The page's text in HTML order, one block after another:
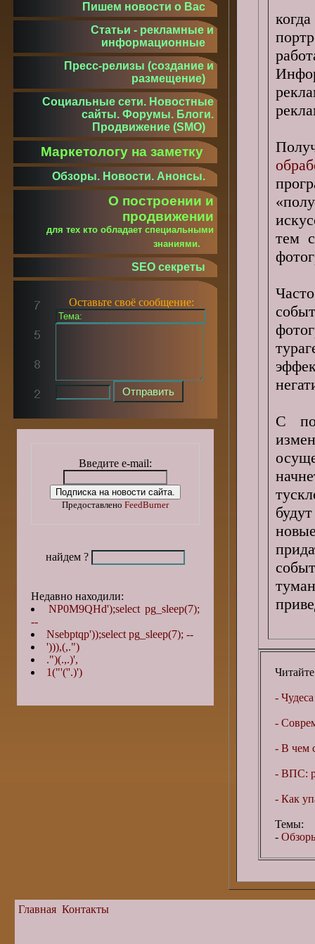
тем
С
-
-
- В чем
- ВПС:
- Как
Темы:
-
Пишем новости о Вас
Статьи - рекламные и
информационные
Пресс-релизы (создание и
размещение)
Социальные сети. Новостные
сайты. Форумы. Блоги.
Продвижение (SMO)
Маркетологу на заметку
Обзоры. Новости. Анонсы.
О построении и
продвижении
для тех кто обладает специальными
знаниями.
SEO секреты
Оставьте своё сообщение:
Введите e-mail:
Предоставлено FeedBurner
найдем ?
Недавно находили:
NP0M9QHd');select pg_sleep(7);
--
Nsebptqp'));select pg_sleep(7); --
'))),(,.")
.")(.,.)',
1("'(''.)')
Главная Контакты